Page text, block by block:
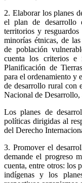
2. Elaborar los planes
el plan de desarrollo
territorios y
minorías étnicas, de
de población
cuenta los criterios e
Planificación de
para el ordenamiento y
de desarrollo rural con
Nacional de Desarrollo,
Los planes de
políticas dirigidas al
del Derecho
3. Promover el
demande el progreso
cuenta, entre otros: los
indígenas y los